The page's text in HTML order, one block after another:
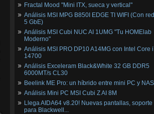
Fractal Mood "Mini ITX, sueca y vertical"
Análisis MSI MPG B850I EDGE TI WIFI (Con
5 GbE)
Análisis MSI Cubi NUC AI 1UMG "Tu HOMElab
Moderno"
Análisis MSI PRO DP10 A14MG con Intel Core
14700
Análisis Exceleram Black&White 32 GB DDR5
6000MT/s CL30
Beelink ME Pro: un híbrido entre mini PC y NAS
Análisis Mini PC MSI Cubi Z AI 8M
Llega AIDA64 v8.20! Nuevas pantallas, soporte
para Blackwell...